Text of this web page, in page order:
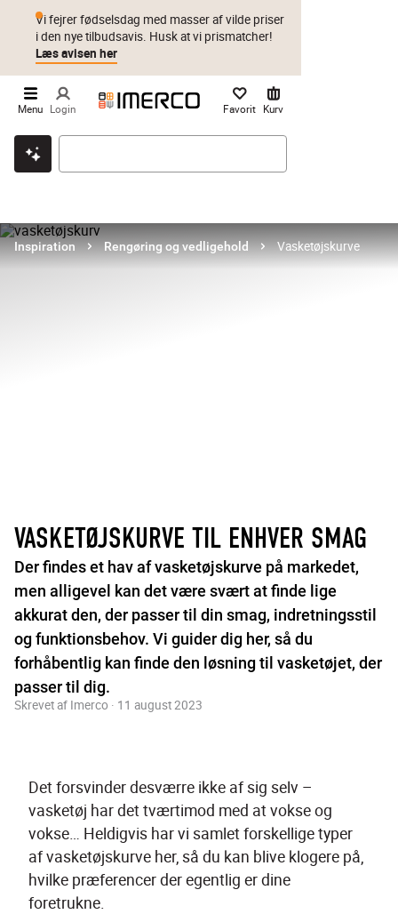
Klik & hent Byt i 1 år Prismatch
Vi fejrer fødselsdag med masser af vilde priser
i den nye tilbudsavis. Husk at vi prismatcher!
Læs avisen her
Menu Login Favorit Kurv
Inspiration Rengøring og vedligehold Vasketøjskurve
VASKETØJSKURVE TIL ENHVER SMAG
Der findes et hav af vasketøjskurve på markedet,
men alligevel kan det være svært at finde lige
akkurat den, der passer til din smag, indretningsstil
og funktionsbehov. Vi guider dig her, så du
forhåbentlig kan finde den løsning til vasketøjet, der
passer til dig.
Skrevet af Imerco · 11 august 2023
Det forsvinder desværre ikke af sig selv –
vasketøj har det tværtimod med at vokse og
vokse… Heldigvis har vi samlet forskellige typer
af vasketøjskurve her, så du kan blive klogere på,
hvilke præferencer der egentlig er dine
foretrukne.